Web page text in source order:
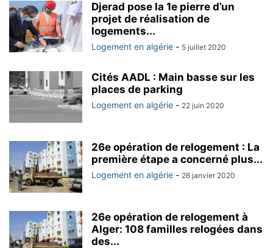
Djerad pose la 1e pierre d’un
projet de réalisation de
logements...
Logement en algérie - 5 juillet 2020
Cités AADL : Main basse sur les
places de parking
Logement en algérie - 22 juin 2020
26e opération de relogement : La
première étape a concerné plus...
Logement en algérie - 26 janvier 2020
26e opération de relogement à
Alger: 108 familles relogées dans
des...